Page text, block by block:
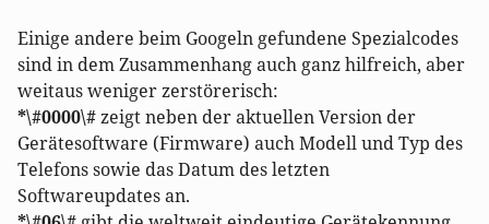
Einige andere beim Googeln gefundene Spezialcodes
sind in dem Zusammenhang auch ganz hilfreich, aber
weitaus weniger zerstörerisch:
*\#0000\#zeigt neben der aktuellen Version der
Gerätesoftware (Firmware) auch Modell und Typ des
Telefons sowie das Datum des letzten
Softwareupdates an.